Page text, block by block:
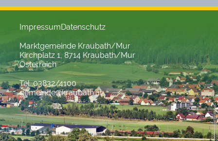
ImpressumDatenschutz
Marktgemeinde Kraubath/Mur
Kirchplatz 1, 8714 Kraubath/Mur
Österreich
Tel. 03832/4100
gemeinde@kraubath.at